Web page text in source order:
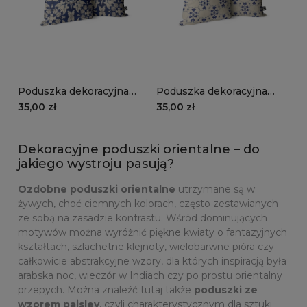
Poduszka dekoracyjna
ORNAMENT wzór OR15 |
35,00 zł
Poduszka dekoracyjna
ORNAMENT wzór OR14 |
35,00 zł
Dekoracyjne poduszki orientalne – do
jakiego wystroju pasują?
Ozdobne poduszki orientalne utrzymane są w
żywych, choć ciemnych kolorach, często zestawianych
ze sobą na zasadzie kontrastu. Wśród dominujących
motywów można wyróżnić piękne kwiaty o fantazyjnych
kształtach, szlachetne klejnoty, wielobarwne pióra czy
całkowicie abstrakcyjne wzory, dla których inspiracją była
arabska noc, wieczór w Indiach czy po prostu orientalny
przepych. Można znaleźć tutaj także poduszki ze
wzorem paisley, czyli charakterystycznym dla sztuki